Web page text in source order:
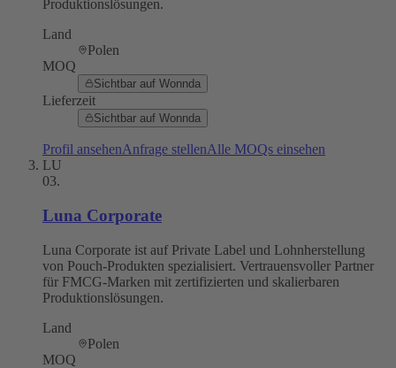
Produktionslösungen.
Land
Polen
MOQ
Sichtbar auf Wonnda
Lieferzeit
Sichtbar auf Wonnda
Profil ansehenAnfrage stellenAlle MOQs einsehen
LU
03.
Luna Corporate
Luna Corporate ist auf Private Label und Lohnherstellung
von Pouch-Produkten spezialisiert. Vertrauensvoller Partner
für FMCG-Marken mit zertifizierten und skalierbaren
Produktionslösungen.
Land
Polen
MOQ